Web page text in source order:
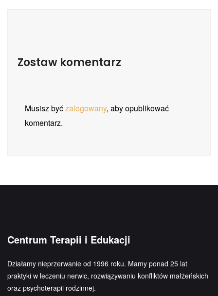
Zostaw komentarz
Musisz byćzalogowany, aby opublikować
komentarz.
Centrum Terapii i Edukacji
Działamy nieprzerwanie od 1996 roku. Mamy ponad 25 lat
praktyki w leczeniu nerwic, rozwiązywaniu konfliktów małżeńskich
oraz psychoterapii rodzinnej.